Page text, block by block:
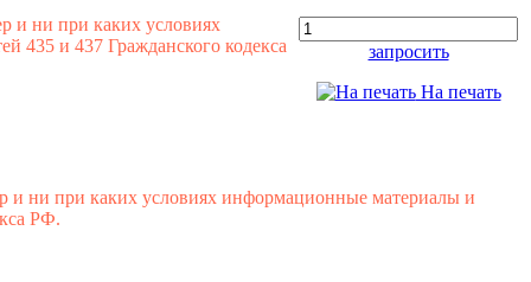
и ни при каких условиях
435 и 437 Гражданского кодекса
запросить
На печать
и ни при каких условиях информационные материалы и
РФ.